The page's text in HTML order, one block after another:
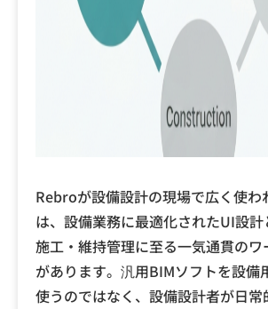
Rebroが設備設計の現場で広く使わ
は、設備業務に最適化されたUI設計
施工・維持管理に至る一気通貫の
があります。汎用BIMソフトを設備
使うのではなく、設備設計者が日常